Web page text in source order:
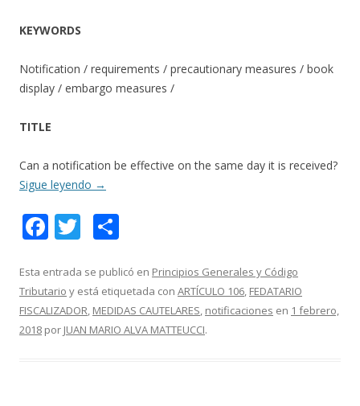
KEYWORDS
Notification / requirements / precautionary measures / book
display / embargo measures /
TITLE
Can a notification be effective on the same day it is received?
Sigue leyendo →
F
e
b
o
T
itt
er
m
p
ar
Esta entrada se publicó en Principios Generales y Código
Tributario y está etiquetada con ARTÍCULO 106, FEDATARIO
FISCALIZADOR, MEDIDAS CAUTELARES, notificaciones en 1 febrero,
2018 por JUAN MARIO ALVA MATTEUCCI.